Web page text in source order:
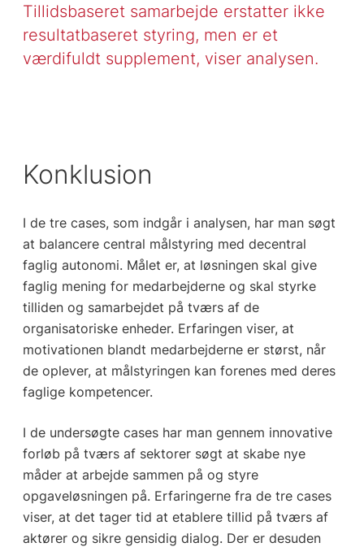
Tillidsbaseret samarbejde erstatter ikke
resultatbaseret styring, men er et
værdifuldt supplement, viser analysen.
Konklusion
I de tre cases, som indgår i analysen, har man søgt
at balancere central målstyring med decentral
faglig autonomi. Målet er, at løsningen skal give
faglig mening for medarbejderne og skal styrke
tilliden og samarbejdet på tværs af de
organisatoriske enheder. Erfaringen viser, at
motivationen blandt medarbejderne er størst, når
de oplever, at målstyringen kan forenes med deres
faglige kompetencer.
I de undersøgte cases har man gennem innovative
forløb på tværs af sektorer søgt at skabe nye
måder at arbejde sammen på og styre
opgaveløsningen på. Erfaringerne fra de tre cases
viser, at det tager tid at etablere tillid på tværs af
aktører og sikre gensidig dialog. Der er desuden